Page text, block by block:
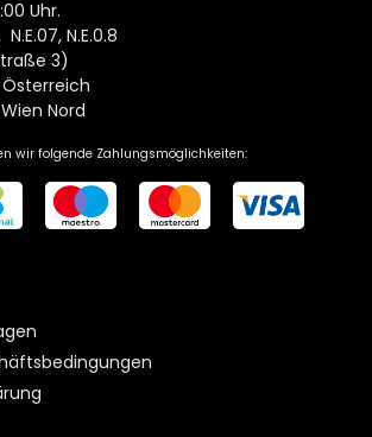
Uhr.
N.E.0.8
3)
Österreich
Nord
wir folgende Zahlungsmöglichkeiten: